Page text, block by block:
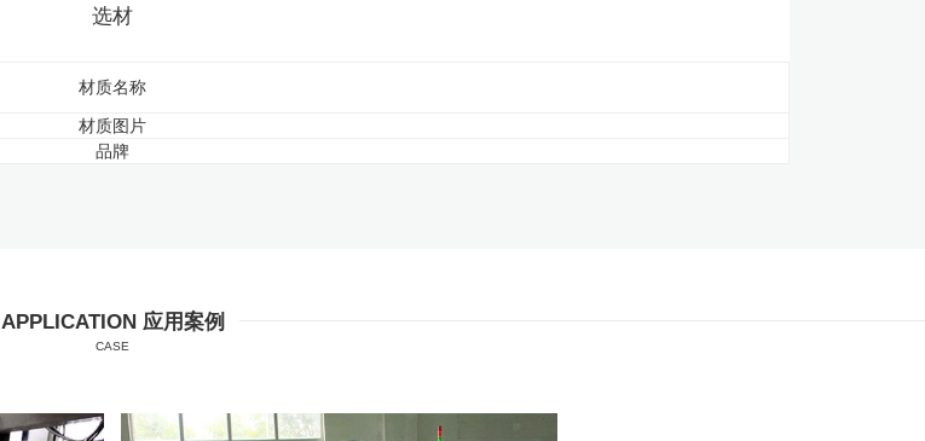
选材
材质名称
材质图片
品牌
APPLICATION 应用案例
CASE